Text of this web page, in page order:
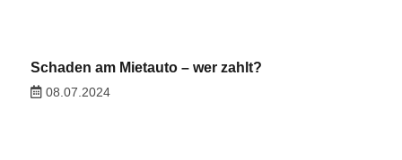
Schaden am Mietauto – wer zahlt?
08.07.2024